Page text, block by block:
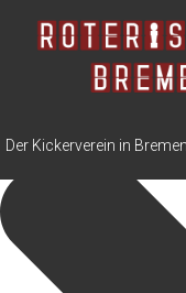
Der Kickerverein in Bremen